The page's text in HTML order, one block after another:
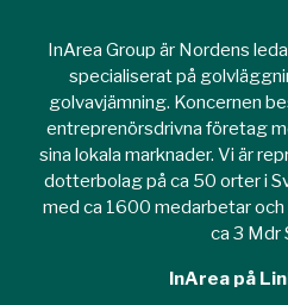
InArea Group är Nordens
specialiserat på
golvavjämning. Koncernen
entreprenörsdrivna företag
sina lokala marknader. Vi är
dotterbolag på ca 50 orter i
med ca 1600 medarbetar
ca 3 Mdr
InArea på